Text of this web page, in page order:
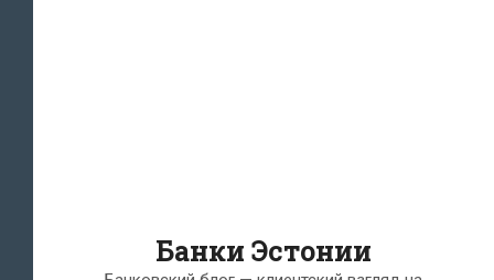
Банки Эстонии